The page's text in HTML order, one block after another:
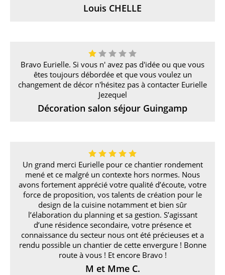
Louis CHELLE
Bravo Eurielle. Si vous n' avez pas d'idée ou que vous
êtes toujours débordée et que vous voulez un
changement de décor n'hésitez pas à contacter Eurielle
Jezequel
Décoration salon séjour Guingamp
Un grand merci Eurielle pour ce chantier rondement
mené et ce malgré un contexte hors normes. Nous
avons fortement apprécié votre qualité d’écoute, votre
force de proposition, vos talents de création pour le
design de la cuisine notamment et bien sûr
l’élaboration du planning et sa gestion. S’agissant
d’une résidence secondaire, votre présence et
connaissance du secteur nous ont été précieuses et a
rendu possible un chantier de cette envergure ! Bonne
route à vous ! Et encore Bravo !
M et Mme C.